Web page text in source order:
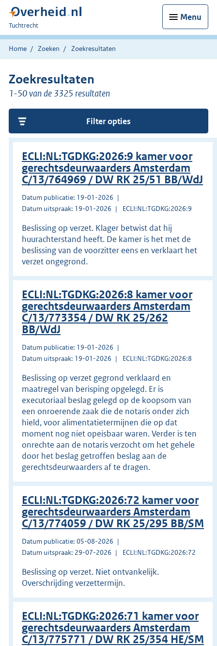
Menu
U
bent
hier:
Tuchtrecht
Home Zoeken Zoekresultaten
Zoekresultaten
1-50 van de 3325 resultaten
Filter opties
ECLI:NL:TGDKG:2026:9 kamer voor
gerechtsdeurwaarders Amsterdam
C/13/764969 / DW RK 25/51 BB/WdJ
Datum publicatie: 19-01-2026
Datum uitspraak: 19-01-2026
ECLI:NL:TGDKG:2026:9
Beslissing op verzet. Klager betwist dat hij
huurachterstand heeft. De kamer is het met de
beslissing van de voorzitter eens en verklaart het
verzet ongegrond.
ECLI:NL:TGDKG:2026:8 kamer voor
gerechtsdeurwaarders Amsterdam
C/13/773354 / DW RK 25/262
BB/WdJ
Datum publicatie: 19-01-2026
Datum uitspraak: 19-01-2026
ECLI:NL:TGDKG:2026:8
Beslissing op verzet gegrond verklaard en
maatregel van berisping opgelegd. Er is
executoriaal beslag gelegd op de koopsom van
een onroerende zaak die de notaris onder zich
hield, voor alimentatietermijnen die op dat
moment nog niet opeisbaar waren. Verder is ten
onrechte aan de notaris verzocht om het gehele
door het beslag getroffen beslag aan de
gerechtsdeurwaarders af te dragen.
ECLI:NL:TGDKG:2026:72 kamer voor
gerechtsdeurwaarders Amsterdam
C/13/774059 / DW RK 25/295 BB/SM
Datum publicatie: 05-08-2026
Datum uitspraak: 29-07-2026
ECLI:NL:TGDKG:2026:72
Beslissing op verzet. Niet ontvankelijk.
Overschrijding verzettermijn.
ECLI:NL:TGDKG:2026:71 kamer voor
gerechtsdeurwaarders Amsterdam
C/13/775771 / DW RK 25/354 HE/SM